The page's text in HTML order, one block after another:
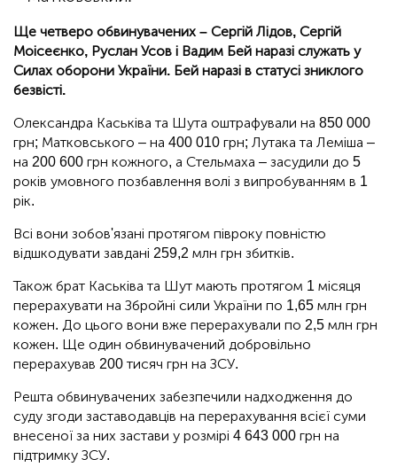
Ще четверо обвинувачених – Сергій Лідов, Сергій
Моісеєнко, Руслан Усов і Вадим Бей наразі служать у
Силах оборони України. Бей наразі в статусі зниклого
безвісті.
Олександра Каськіва та Шута оштрафували на 850 000
грн; Матковського – на 400 010 грн; Лутака та Леміша –
на 200 600 грн кожного, а Стельмаха – засудили до 5
років умовного позбавлення волі з випробуванням в 1
рік.
Всі вони зобов'язані протягом півроку повністю
відшкодувати завдані 259,2 млн грн збитків.
Також брат Каськіва та Шут мають протягом 1 місяця
перерахувати на Збройні сили України по 1,65 млн грн
кожен. До цього вони вже перерахували по 2,5 млн грн
кожен. Ще один обвинувачений добровільно
перерахував 200 тисяч грн на ЗСУ.
Решта обвинувачених забезпечили надходження до
суду згоди заставодавців на перерахування всієї суми
внесеної за них застави у розмірі 4 643 000 грн на
підтримку ЗСУ.